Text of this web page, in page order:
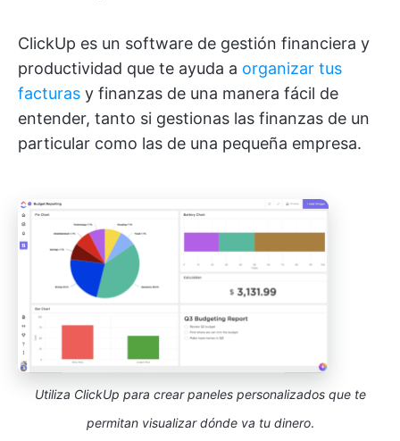
ClickUp es un software de gestión financiera y
productividad que te ayuda a organizar tus
facturas y finanzas de una manera fácil de
entender, tanto si gestionas las finanzas de un
particular como las de una pequeña empresa.
Utiliza ClickUp para crear paneles personalizados que te
permitan visualizar dónde va tu dinero.